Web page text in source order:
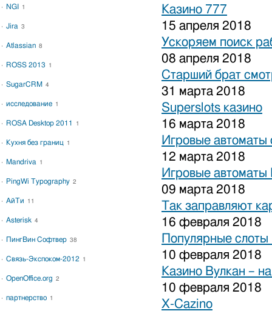
Казино 777
15 апреля 2018
Ускоряем поиск
08 апреля 2018
Старший брат
31 марта 2018
Superslots казино
16 марта 2018
Игровые автоматы
12 марта 2018
Игровые автоматы
09 марта 2018
Так заправляют
16 февраля 2018
Популярные слоты
10 февраля 2018
Казино Вулкан –
10 февраля 2018
X-Cazino
NGI 1
Jira 3
Atlassian 8
ROSS 2013 1
SugarCRM 4
исследование 1
ROSA Desktop 2011 1
Кухня без границ 1
Mandriva 1
PingWi Typography 2
АйТи 11
Asterisk 4
ПингВин Софтвер 38
Связь-Экспоком-2012 1
OpenOffice.org 2
партнерство 1